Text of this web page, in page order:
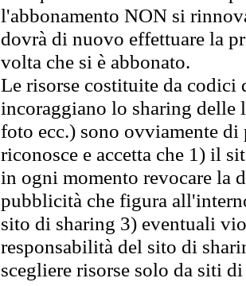
l'abbonamento NON si
dovrà di nuovo effettuare la
volta che si è abbonato.
Le risorse costituite da codici
incoraggiano lo sharing
foto ecc.) sono ovviamente
riconosce e accetta che 1) il
in ogni momento revocare la
pubblicità che figura
sito di sharing 3) eventuali
responsabilità del sito di
scegliere risorse solo da siti